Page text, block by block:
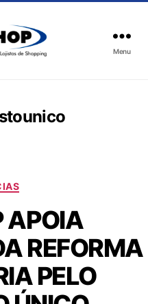
Menu
APOIA
REFORMA
PELO